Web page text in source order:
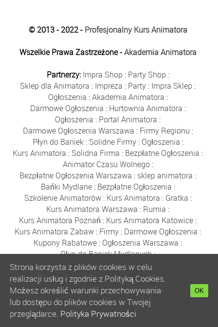
© 2013 - 2022 - Profesjonalny Kurs Animatora
Wszelkie Prawa Zastrzeżone -Akademia Animatora
Partnerzy: Impra Shop : Party Shop :
Sklep dla Animatora : Impreza : Party : Impra Sklep :
Ogłoszenia :Akademia Animatora :
Darmowe Ogłoszenia : Hurtownia Animatora :
Ogłoszenia : Portal Animatora :
Darmowe Ogłoszenia Warszawa : Firmy Regionu :
Płyn do Baniek: Solidne Firmy: Ogłoszenia :
Kurs Animatora : Solidna Firma : Bezpłatne Ogłoszenia :
Animator Czasu Wolnego:
Bezpłatne Ogłoszenia Warszawa : sklep animatora :
Bańki Mydlane: Bezpłatne Ogłoszenia :
Szkolenie Animatorów: Kurs Animatora : Gratka :
Kurs Animatora Warszawa : Rumia :
Kurs Animatora Poznań : Kurs Animatora Katowice :
Kurs Animatora Zabaw : Firmy : Darmowe Ogłoszenia :
Kupony Rabatowe : Ogłoszenia Warszawa :
Płyn do Baniek Mydlanych:
Darmowe Ogłoszenia Trójmiasto
Ogłoszenia Trójmiasto :Ogłoszenia:Solidne Firmy
Bezpłatne Ogłoszenia:Płyn do Baniek
Hurtownia Balonów:Party Shop:Bańki Mydlane :
Balony Gdańsk:Sznurki do Baniek :Kijki do Baniek
Tablica
Balony Warszawa
Strona korzysta z plików cookies w celu
realizacji usług i zgodnie z Polityką Cookies.
Możesz określić warunki przechowywania
lub dostępu do plików cookies w Twojej
przeglądarce. Polityka Prywatności
OK